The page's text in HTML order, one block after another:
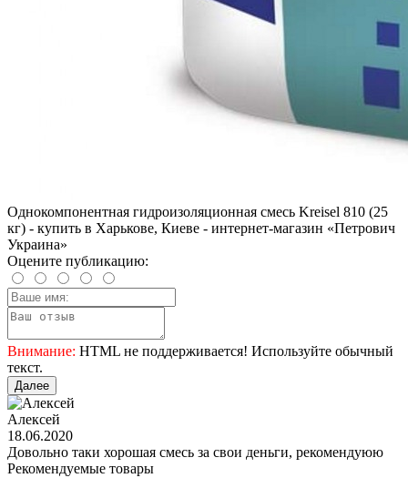
Однокомпонентная гидроизоляционная смесь Kreisel 810 (25
кг) - купить в Харькове, Киеве - интернет-магазин «Петрович
Украина»
Оцените публикацию:
Внимание: HTML не поддерживается! Используйте обычный
текст.
Далее
Алексей
18.06.2020
Довольно таки хорошая смесь за свои деньги, рекомендуюю
Рекомендуемые товары